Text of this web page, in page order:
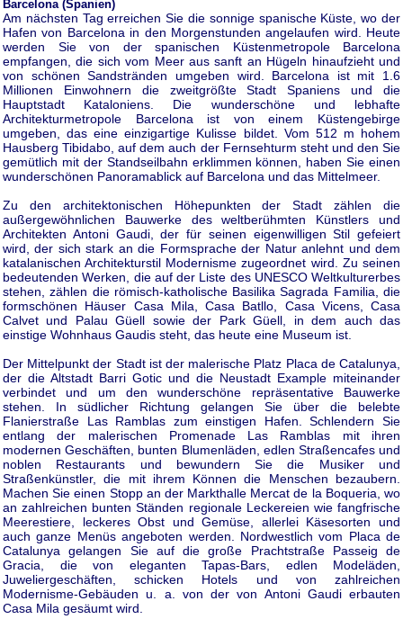
Barcelona (Spanien)
Am nächsten Tag erreichen Sie die sonnige spanische Küste, wo der
Hafen von Barcelona in den Morgenstunden angelaufen wird. Heute
werden Sie von der spanischen Küstenmetropole Barcelona
empfangen, die sich vom Meer aus sanft an Hügeln hinaufzieht und
von schönen Sandstränden umgeben wird. Barcelona ist mit 1.6
Millionen Einwohnern die zweitgrößte Stadt Spaniens und die
Hauptstadt Kataloniens. Die wunderschöne und lebhafte
Architekturmetropole Barcelona ist von einem Küstengebirge
umgeben, das eine einzigartige Kulisse bildet. Vom 512 m hohem
Hausberg Tibidabo, auf dem auch der Fernsehturm steht und den Sie
gemütlich mit der Standseilbahn erklimmen können, haben Sie einen
wunderschönen Panoramablick auf Barcelona und das Mittelmeer.
Zu den architektonischen Höhepunkten der Stadt zählen die
außergewöhnlichen Bauwerke des weltberühmten Künstlers und
Architekten Antoni Gaudi, der für seinen eigenwilligen Stil gefeiert
wird, der sich stark an die Formsprache der Natur anlehnt und dem
katalanischen Architekturstil Modernisme zugeordnet wird. Zu seinen
bedeutenden Werken, die auf der Liste des UNESCO Weltkulturerbes
stehen, zählen die römisch-katholische Basilika Sagrada Familia, die
formschönen Häuser Casa Mila, Casa Batllo, Casa Vicens, Casa
Calvet und Palau Güell sowie der Park Güell, in dem auch das
einstige Wohnhaus Gaudis steht, das heute eine Museum ist.
Der Mittelpunkt der Stadt ist der malerische Platz Placa de Catalunya,
der die Altstadt Barri Gotic und die Neustadt Example miteinander
verbindet und um den wunderschöne repräsentative Bauwerke
stehen. In südlicher Richtung gelangen Sie über die belebte
Flanierstraße Las Ramblas zum einstigen Hafen. Schlendern Sie
entlang der malerischen Promenade Las Ramblas mit ihren
modernen Geschäften, bunten Blumenläden, edlen Straßencafes und
noblen Restaurants und bewundern Sie die Musiker und
Straßenkünstler, die mit ihrem Können die Menschen bezaubern.
Machen Sie einen Stopp an der Markthalle Mercat de la Boqueria, wo
an zahlreichen bunten Ständen regionale Leckereien wie fangfrische
Meerestiere, leckeres Obst und Gemüse, allerlei Käsesorten und
auch ganze Menüs angeboten werden. Nordwestlich vom Placa de
Catalunya gelangen Sie auf die große Prachtstraße Passeig de
Gracia, die von eleganten Tapas-Bars, edlen Modeläden,
Juweliergeschäften, schicken Hotels und von zahlreichen
Modernisme-Gebäuden u. a. von der von Antoni Gaudi erbauten
Casa Mila gesäumt wird.